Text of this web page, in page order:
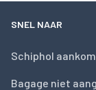
SNEL NAAR
Schiphol
Bagage niet